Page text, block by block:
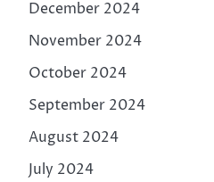
December 2024
November 2024
October 2024
September 2024
August 2024
July 2024